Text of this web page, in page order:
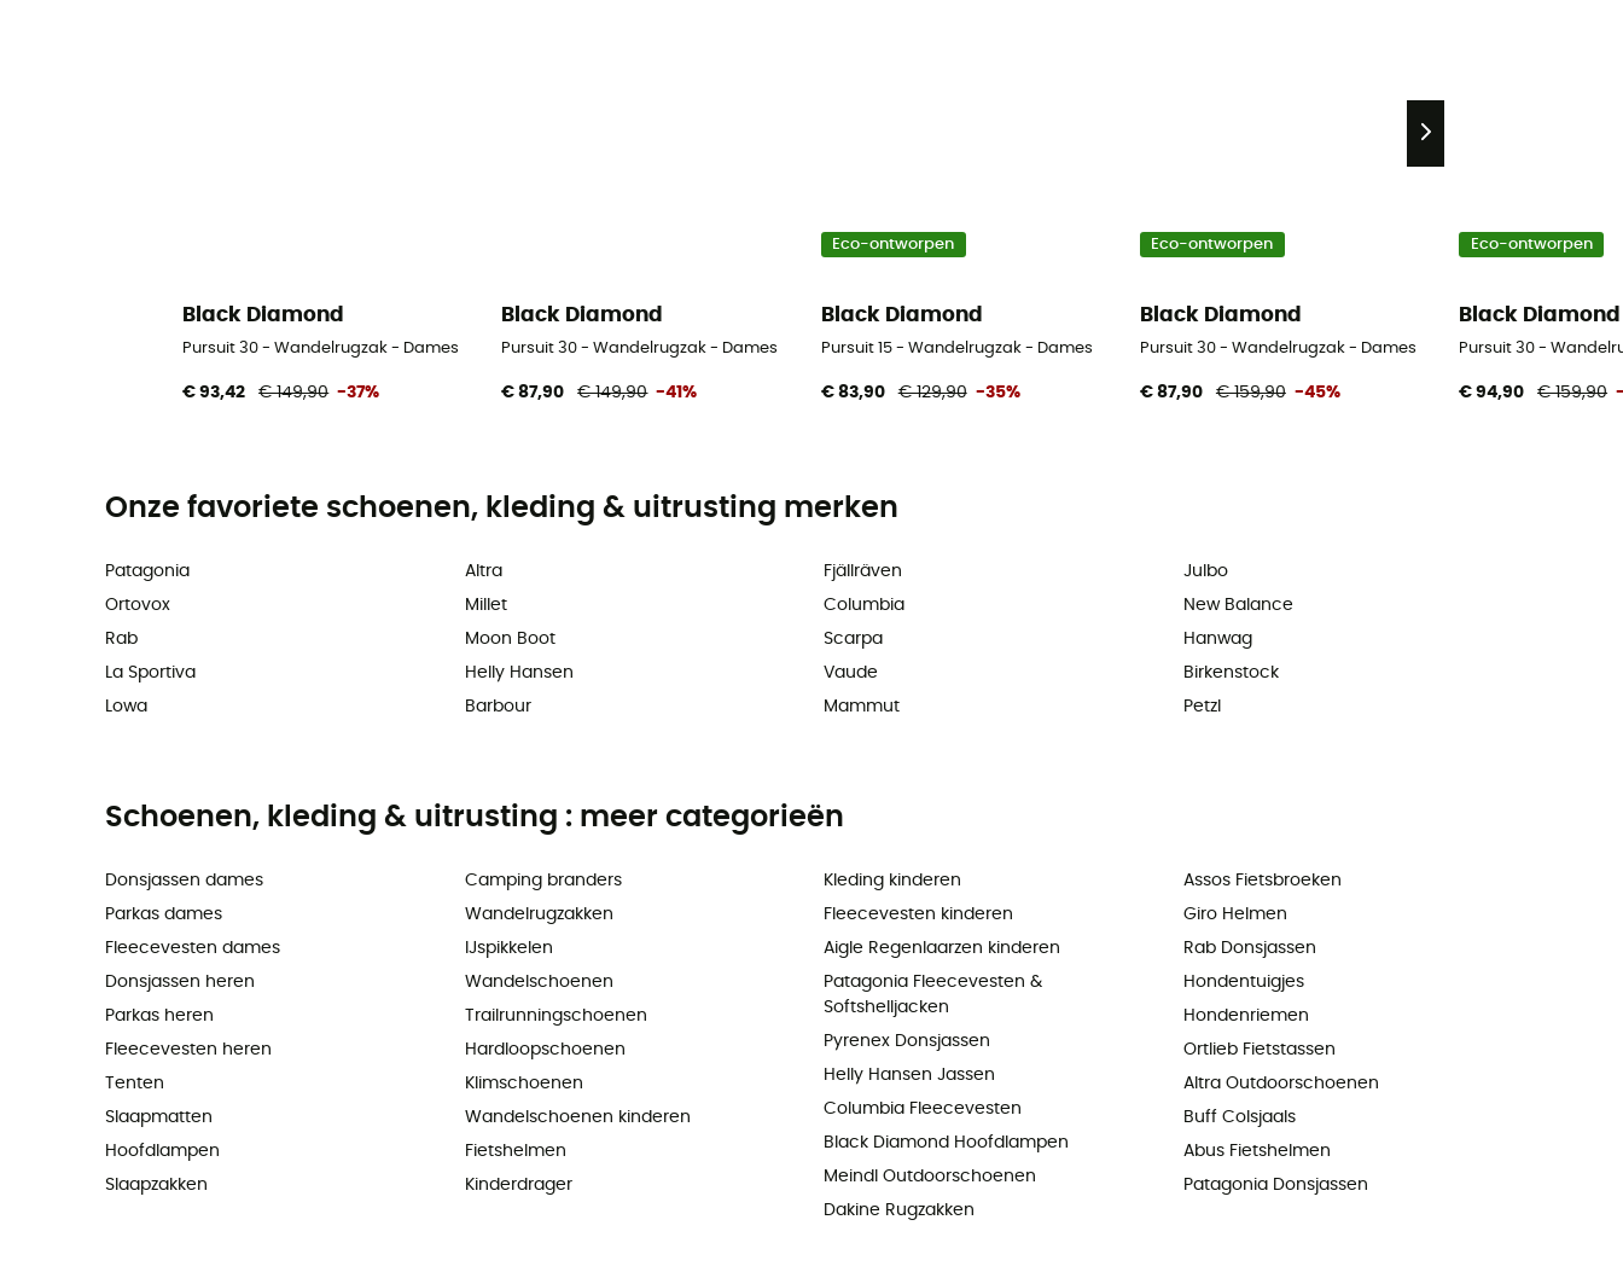
Black Diamond
Pursuit 30 - Wandelrugzak - Dames
€ 93,42 € 149,90 -37%
Black Diamond
Pursuit 30 - Wandelrugzak - Dames
€ 87,90 € 149,90 -41%
Eco-ontworpen
Black Diamond
Pursuit 15 - Wandelrugzak - Dames
€ 83,90 € 129,90 -35%
Eco-ontworpen
Black Diamond
Pursuit 30 - Wandelrugzak - Dames
€ 87,90 € 159,90 -45%
Eco-ontworpen
Black Diamond
Pursuit 30 -
€ 94,90 € 159,90
Onze favoriete schoenen, kleding & uitrusting merken
Patagonia
Ortovox
Rab
La Sportiva
Lowa
Altra
Millet
Moon Boot
Helly Hansen
Barbour
Fjällräven
Columbia
Scarpa
Vaude
Mammut
Julbo
New Balance
Hanwag
Birkenstock
Petzl
Schoenen, kleding & uitrusting : meer categorieën
Donsjassen dames
Parkas dames
Fleecevesten dames
Donsjassen heren
Parkas heren
Fleecevesten heren
Tenten
Slaapmatten
Hoofdlampen
Slaapzakken
Camping branders
Wandelrugzakken
IJspikkelen
Wandelschoenen
Trailrunningschoenen
Hardloopschoenen
Klimschoenen
Wandelschoenen kinderen
Fietshelmen
Kinderdrager
Kleding kinderen
Fleecevesten kinderen
Aigle Regenlaarzen kinderen
Patagonia Fleecevesten &
Softshelljacken
Pyrenex Donsjassen
Helly Hansen Jassen
Columbia Fleecevesten
Black Diamond Hoofdlampen
Meindl Outdoorschoenen
Dakine Rugzakken
Assos Fietsbroeken
Giro Helmen
Rab Donsjassen
Hondentuigjes
Hondenriemen
Ortlieb Fietstassen
Altra Outdoorschoenen
Buff Colsjaals
Abus Fietshelmen
Patagonia Donsjassen